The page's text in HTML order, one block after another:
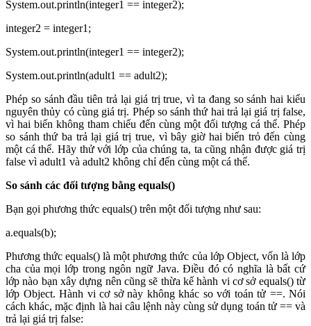
System.out.println(integer1 == integer2);
integer2 = integer1;
System.out.println(integer1 == integer2);
System.out.println(adult1 == adult2);
Phép so sánh đầu tiên trả lại giá trị true, vì ta đang so sánh hai kiểu
nguyên thủy có cùng giá trị. Phép so sánh thứ hai trả lại giá trị false,
vì hai biến không tham chiếu đến cùng một đối tượng cá thể. Phép
so sánh thứ ba trả lại giá trị true, vì bây giờ hai biến trỏ đến cùng
một cá thể. Hãy thử với lớp của chúng ta, ta cũng nhận được giá trị
false vì adult1 và adult2 không chỉ đến cùng một cá thể.
So sánh các đối tượng bằng equals()
Bạn gọi phương thức equals() trên một đối tượng như sau:
a.equals(b);
Phương thức equals() là một phương thức của lớp Object, vốn là lớp
cha của mọi lớp trong ngôn ngữ Java. Điều đó có nghĩa là bất cứ
lớp nào bạn xây dựng nên cũng sẽ thừa kế hành vi cơ sở equals() từ
lớp Object. Hành vi cơ sở này không khác so với toán tử ==. Nói
cách khác, mặc định là hai câu lệnh này cùng sử dụng toán tử == và
trả lại giá trị false: